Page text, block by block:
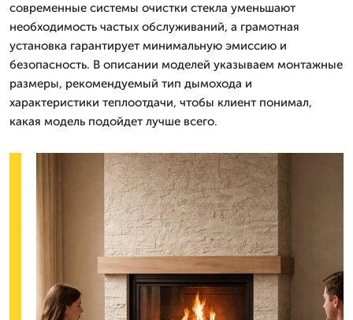
современные системы очистки стекла уменьшают
необходимость частых обслуживаний, а грамотная
установка гарантирует минимальную эмиссию и
безопасность. В описании моделей указываем монтажные
размеры, рекомендуемый тип дымохода и
характеристики теплоотдачи, чтобы клиент понимал,
какая модель подойдет лучше всего.